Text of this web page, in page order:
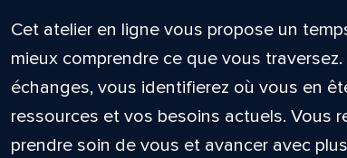
Cet atelier en ligne vous propose un
mieux comprendre ce que vous
échanges, vous identifierez où vous en
ressources et vos besoins actuels. Vous
prendre soin de vous et avancer avec